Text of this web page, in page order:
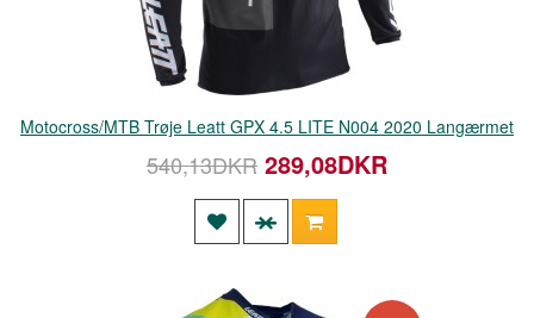
Motocross/MTB Trøje Leatt GPX 4.5 LITE N004 2020 Langærmet
540,13DKR 289,08DKR